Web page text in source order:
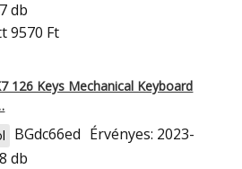
db
9570 Ft
126 Keys Mechanical Keyboard
BGdc66ed Érvényes: 2023-
db